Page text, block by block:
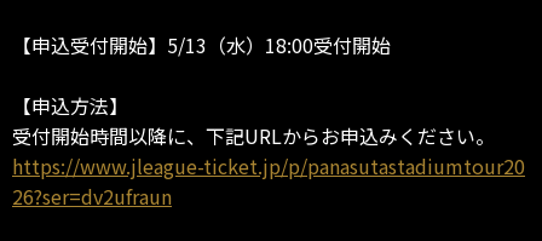
【申込受付開始】5/13（水）18:00受付開始
【申込方法】
受付開始時間以降に、下記URLからお申込みください。
https://www.jleague-ticket.jp/p/panasutastadiumtour20
26?ser=dv2ufraun